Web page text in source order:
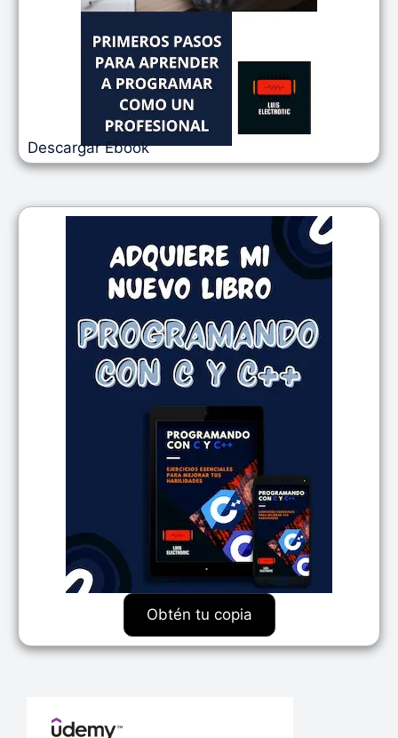
Descargar Ebook
Obtén tu copia